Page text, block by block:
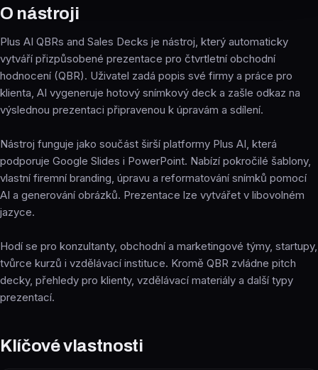
O nástroji
Plus AI QBRs and Sales Decks je nástroj, který automaticky
vytváří přizpůsobené prezentace pro čtvrtletní obchodní
hodnocení (QBR). Uživatel zadá popis své firmy a práce pro
klienta, AI vygeneruje hotový snímkový deck a zašle odkaz na
výslednou prezentaci připravenou k úpravám a sdílení.
Nástroj funguje jako součást širší platformy Plus AI, která
podporuje Google Slides i PowerPoint. Nabízí pokročilé šablony,
vlastní firemní branding, úpravu a reformatování snímků pomocí
AI a generování obrázků. Prezentace lze vytvářet v libovolném
jazyce.
Hodí se pro konzultanty, obchodní a marketingové týmy, startupy,
tvůrce kurzů i vzdělávací instituce. Kromě QBR zvládne pitch
decky, přehledy pro klienty, vzdělávací materiály a další typy
prezentací.
Klíčové vlastnosti